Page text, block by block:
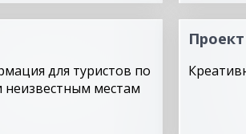
для туристов по
неизвестным местам